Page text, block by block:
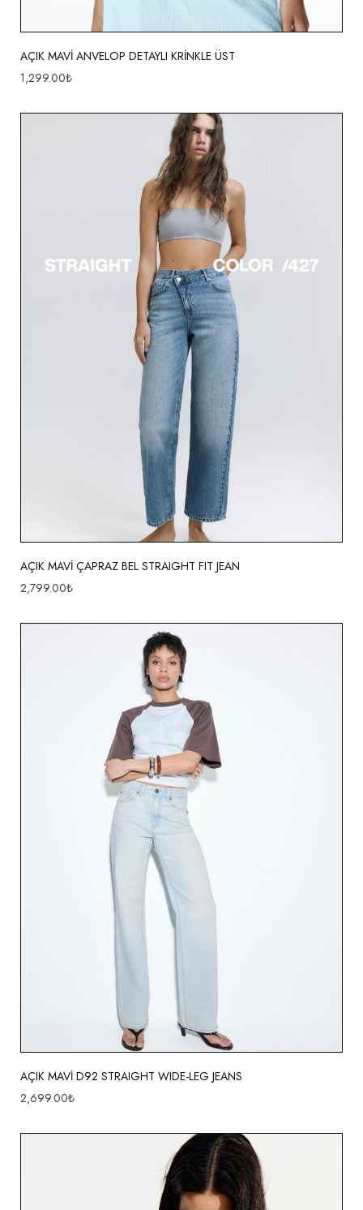
AÇIK MAVİ ANVELOP DETAYLI KRİNKLE ÜST
1,299.00₺
AÇIK MAVİ ÇAPRAZ BEL STRAIGHT FIT JEAN
2,799.00₺
AÇIK MAVİ D92 STRAIGHT WIDE-LEG JEANS
2,699.00₺